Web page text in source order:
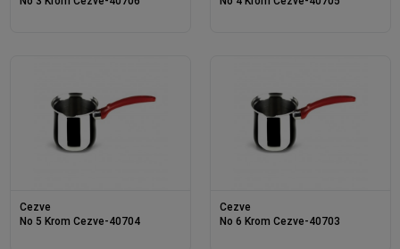
Cezve
No 5 Krom Cezve-40704
Cezve
No 6 Krom Cezve-40703